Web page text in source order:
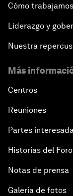
Cómo trabajamos
Liderazgo y
Nuestra
Más
Centros
Reuniones
Partes
Historias del Foro
Notas de prensa
Galería de fotos